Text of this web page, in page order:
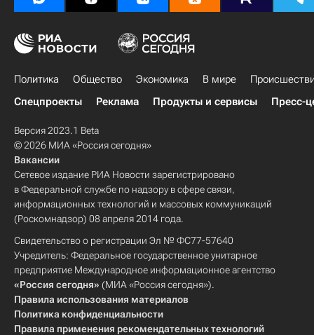
Политика Общество Экономика В мире
Спецпроекты
Реклама Продукты и сервисы Пресс-
Версия 2023.1 Beta
© 2026 МИА «Россия сегодня»
Вакансии
Сетевое издание РИА Новости зарегистрировано
в Федеральной службе по надзору в сфере связи,
информационных технологий и массовых коммуникаций
(Роскомнадзор) 08 апреля 2014 года.
Свидетельство о регистрации Эл № ФС77-57640
Учредитель: Федеральное государственное унитарное
предприятие Международное информационное агентство
«Россия сегодня» (МИА «Россия сегодня»).
Правила использования материалов
Политика конфиденциальности
Правила применения рекомендательных технологий